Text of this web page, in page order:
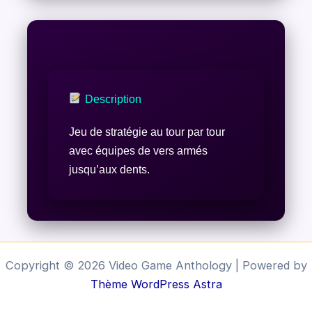
Description
Jeu de stratégie au tour par tour
avec équipes de vers armés
jusqu’aux dents.
Copyright © 2026 Video Game Anthology | Powered by
Thème WordPress Astra